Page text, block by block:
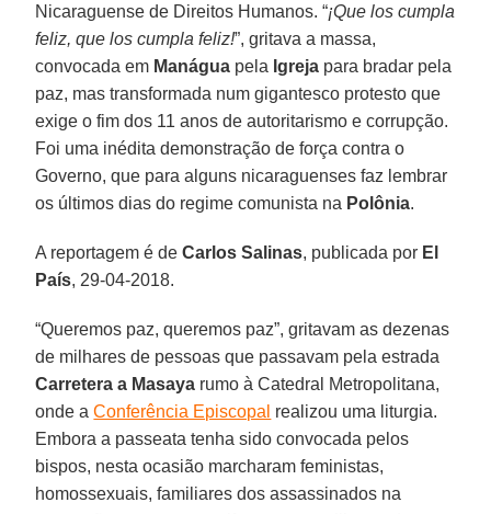
Nicaraguense de Direitos Humanos. “¡Que los cumpla
feliz, que los cumpla feliz!”, gritava a massa,
convocada em Manágua pela Igreja para bradar pela
paz, mas transformada num gigantesco protesto que
exige o fim dos 11 anos de autoritarismo e corrupção.
Foi uma inédita demonstração de força contra o
Governo, que para alguns nicaraguenses faz lembrar
os últimos dias do regime comunista na Polônia.
A reportagem é deCarlos Salinas, publicada por El
País, 29-04-2018.
“Queremos paz, queremos paz”, gritavam as dezenas
de milhares de pessoas que passavam pela estrada
Carretera a Masaya rumo à Catedral Metropolitana,
onde aConferência Episcopal realizou uma liturgia.
Embora a passeata tenha sido convocada pelos
bispos, nesta ocasião marcharam feministas,
homossexuais, familiares dos assassinados na